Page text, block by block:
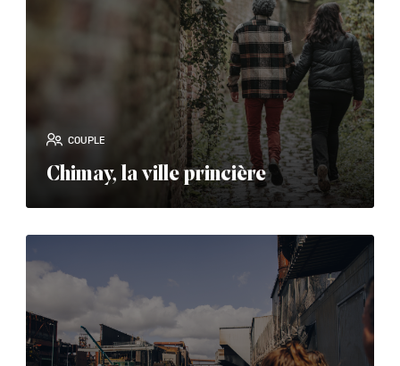
Chimay, la ville princière
COUPLE